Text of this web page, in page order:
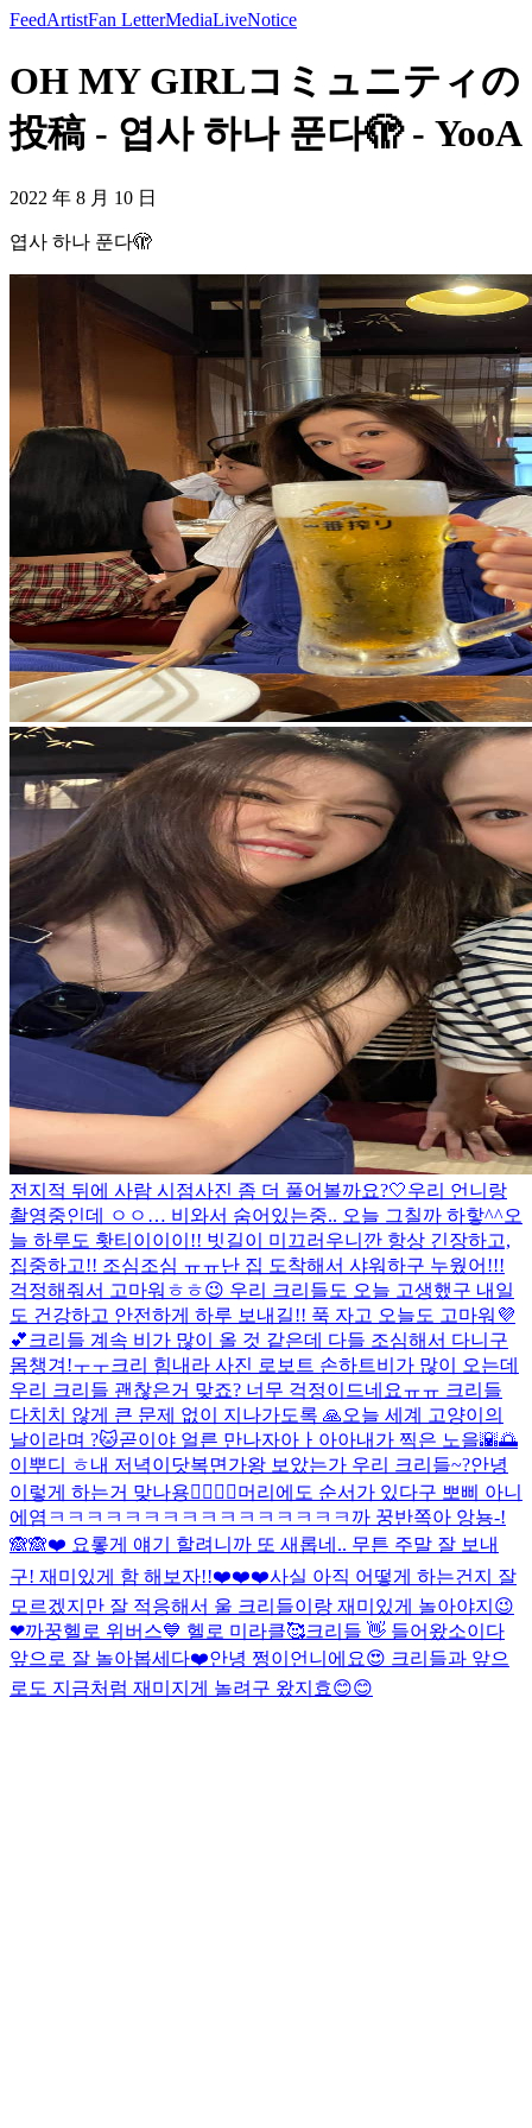
FeedArtistFan LetterMediaLiveNotice
OH MY GIRLコミュニティの
投稿 - 엽사 하나 푼다🫣 - YooA
2022 年 8 月 10 日
엽사 하나 푼다🫣
전지적 뒤에 사람 시점사진 좀 더 풀어볼까요?🤍우리 언니랑
촬영중인데 ㅇㅇ… 비와서 숨어있는중.. 오늘 그칠까 하핳^^오
늘 하루도 홧티이이이!! 빗길이 미끄러우니깐 항상 긴장하고,
집중하고!! 조심조심 ㅠㅠ난 집 도착해서 샤워하구 누웠어!!!
걱정해줘서 고마워ㅎㅎ😉 우리 크리들도 오늘 고생했구 내일
도 건강하고 안전하게 하루 보내길!! 푹 자고 오늘도 고마워💜
💕 크리들 계속 비가 많이 올 것 같은데 다들 조심해서 다니구
몸챙겨!ㅜㅜ크리 힘내라 사진 로보트 손하트비가 많이 오는데
우리 크리들 괜찮은거 맞죠? 너무 걱정이드네요ㅠㅠ 크리들
다치치 않게 큰 문제 없이 지나가도록 🙏오늘 세계 고양이의
날이라며 ?🐱곧이야 얼른 만나자아ㅏ아아내가 찍은 노을🌇🌅
이뿌디 ㅎ내 저녁이닷복면가왕 보았는가 우리 크리들~?안녕
이렇게 하는거 맞나용👉🏻👈🏻머리에도 순서가 있다구 뽀삐 아니
에염 ㅋㅋㅋㅋㅋㅋㅋㅋㅋㅋㅋㅋㅋㅋㅋㅋ 까 꿍반쪽아 앙뇽-!
🙈🙈❤️ 요롷게 얘기 할려니까 또 새롭네.. 무튼 주말 잘 보내
구! 재미있게 함 해보자!!❤️❤️❤️사실 아직 어떻게 하는건지 잘
모르겠지만 잘 적응해서 울 크리들이랑 재미있게 놀아야지😉
❤까꿍헬로 위버스💙 헬로 미라클🥰크리들 👋 들어왔소이다
앞으로 잘 놀아봅세다❤️안녕 쩡이언니에요😍 크리들과 앞으
로도 지금처럼 재미지게 놀려구 왔지효😊😊